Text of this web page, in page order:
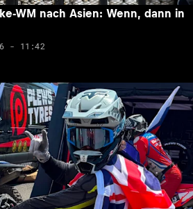
WM nach Asien: Wenn, dann in
- 11:42